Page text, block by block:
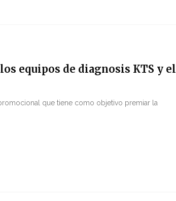
equipos de diagnosis KTS y el
que tiene como objetivo premiar la